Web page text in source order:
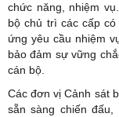
chức năng, nhiệm
bộ chủ trì các cấp
ứng yêu cầu nhiệm
bảo đảm sự vững
cán bộ.
Các đơn vị Cảnh sát
sẵn sàng chiến